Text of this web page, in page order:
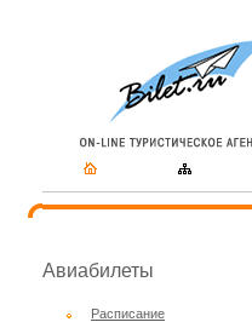
Авиабилеты
Расписание